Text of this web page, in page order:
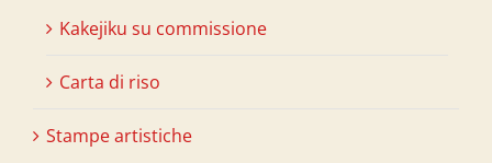
Kakejiku su commissione
Carta di riso
Stampe artistiche